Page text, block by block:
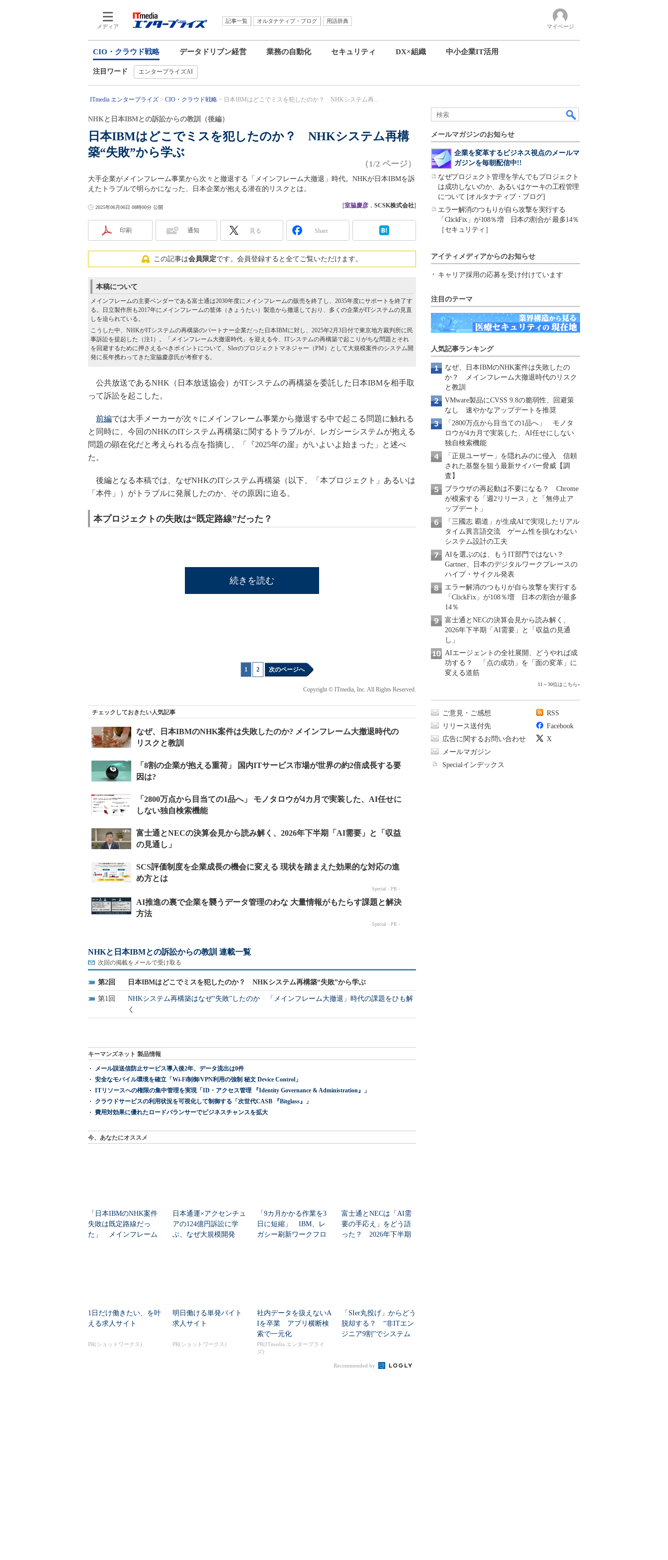
メディア
記事一覧 オルタナティブ・ブログ
用語辞典
マイページ
CIO・クラウド戦略 データドリブン経営 業務の自動化 セキュリティ DX×組織 中小企業IT活用
注目ワード エンタープライズAI
ITmedia エンタープライズ CIO・クラウド戦略 日本IBMはどこでミスを犯したのか？ NHKシステム再...
日本IBMはどこでミスを犯したのか？ NHKシステム再構
築“失敗”から学ぶ
NHKと日本IBMとの訴訟からの教訓（後編）
（1/2 ページ）
大手企業がメインフレーム事業から次々と撤退する「メインフレーム大撤退」時代。NHKが日本IBMを訴
えたトラブルで明らかになった、日本企業が抱える潜在的リスクとは。
2025年06月06日 08時00分 公開 [室脇慶彦 ， SCSK株式会社]
印刷 通知 見る Share
この記事は会員限定です。会員登録すると全てご覧いただけます。
本稿について
メインフレームの主要ベンダーである富士通は2030年度にメインフレームの販売を終了し、2035年度にサポートを終了す
る。日立製作所も2017年にメインフレームの筐体（きょうたい）製造から撤退しており、多くの企業がITシステムの見直
しを迫られている。
こうした中、NHKがITシステムの再構築のパートナー企業だった日本IBMに対し、2025年2月3日付で東京地方裁判所に民
事訴訟を提起した（注1）。「メインフレーム大撤退時代」を迎える今、ITシステムの再構築で起こりがちな問題とそれ
を回避するために押さえるべきポイントについて、SIerのプロジェクトマネジャー（PM）として大規模案件のシステム開
発に長年携わってきた室脇慶彦氏が考察する。
公共放送であるNHK（日本放送協会）がITシステムの再構築を委託した日本IBMを相手取
って訴訟を起こした。
前編では大手メーカーが次々にメインフレーム事業から撤退する中で起こる問題に触れる
と同時に、今回のNHKのITシステム再構築に関するトラブルが、レガシーシステムが抱える
問題の顕在化だと考えられる点を指摘し、「『2025年の崖』がいよいよ始まった」と述べ
た。
後編となる本稿では、なぜNHKのITシステム再構築（以下、「本プロジェクト」あるいは
「本件」）がトラブルに発展したのか、その原因に迫る。
本プロジェクトの失敗は“既定路線”だった？
続きを読む
1 2 次のページへ
Copyright © ITmedia, Inc. All Rights Reserved.
チェックしておきたい人気記事
NHKと日本IBMとの訴訟からの教訓 連載一覧
次回の掲載をメールで受け取る
2 日本IBMはどこでミスを犯したのか？ NHKシステム再構築“失敗”から学ぶ
1
NHKシステム再構築はなぜ“失敗”したのか 「メインフレーム大撤退」時代の課題をひも解
く
キーマンズネット 製品情報
メール誤送信防止サービス導入後2年、データ流出は0件
安全なモバイル環境を確立「Wi-Fi制御/VPN利用の強制 秘文 Device Control」
ITリソースへの権限の集中管理を実現「ID・アクセス管理 『Identity Governance & Administration』」
クラウドサービスの利用状況を可視化して制御する「次世代CASB 『Bitglass』」
費用対効果に優れたロードバランサーでビジネスチャンスを拡大
今、あなたにオススメ
「日本IBMのNHK案件
失敗は既定路線だっ
た」 メインフレーム
日本通運×アクセンチュ
アの124億円訴訟に学
ぶ、なぜ大規模開発
「9カ月かかる作業を3
日に短縮」 IBM、レ
ガシー刷新ワークフロ
富士通とNECは「AI需
要の手応え」をどう語
った？ 2026年下半期
1日だけ働きたい、を叶
える求人サイト
PR(ショットワークス)
明日働ける単発バイト
求人サイト
PR(ショットワークス)
社内データを扱えないA
Iを卒業 アプリ横断検
索で一元化
PR(ITmedia エンタープライ
ズ)
「SIer丸投げ」からどう
脱却する？ “非ITエン
ジニア9割”でシステム
Recommended by
メールマガジンのお知らせ
企業を変革するビジネス視点のメールマ
ガジンを毎朝配信中!!
なぜプロジェクト管理を学んでもプロジェクト
は成功しないのか、あるいはケーキの工程管理
について [オルタナティブ・ブログ]
エラー解消のつもりが自ら攻撃を実行する
「ClickFix」が108％増 日本の割合が 最多14％
［セキュリティ］
アイティメディアからのお知らせ
キャリア採用の応募を受け付けています
注目のテーマ
人気記事ランキング
なぜ、日本IBMのNHK案件は失敗したの
か？ メインフレーム大撤退時代のリスク
と教訓
VMware製品にCVSS 9.8の脆弱性、回避策
なし 速やかなアップデートを推奨
「2800万点から目当ての1品へ」 モノタ
ロウが4カ月で実装した、AI任せにしない
独自検索機能
「正規ユーザー」を隠れみのに侵入 信頼
された基盤を狙う最新サイバー脅威【調
査】
ブラウザの再起動は不要になる？ Chrome
が模索する「週2リリース」と「無停止ア
ップデート」
「三國志 覇道」が生成AIで実現したリアル
タイム異言語交流 ゲーム性を損なわない
システム設計の工夫
AIを選ぶのは、もうIT部門ではない？
Gartner、日本のデジタルワークプレースの
ハイプ・サイクル発表
エラー解消のつもりが自ら攻撃を実行する
「ClickFix」が108％増 日本の割合が最多
14％
富士通とNECの決算会見から読み解く、
2026年下半期「AI需要」と「収益の見通
し」
AIエージェントの全社展開、どうやれば成
功する？ 「点の成功」を「面の変革」に
変える道筋
11～30位はこちら»
ご意見・ご感想
リリース送付先
広告に関するお問い合わせ
メールマガジン
Specialインデックス
RSS
Facebook
X